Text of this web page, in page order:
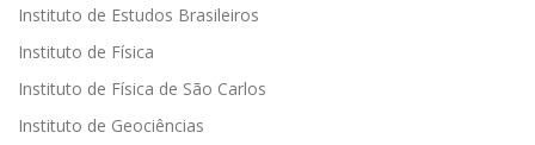
Instituto de Estudos Brasileiros
Instituto de Física
Instituto de Física de São Carlos
Instituto de Geociências